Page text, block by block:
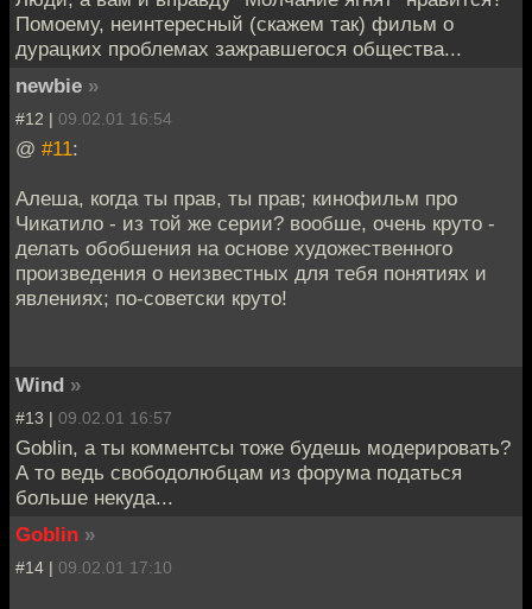
Помоему, неинтересный (скажем так) фильм о
дурацких проблемах зажравшегося общества...
newbie »
#12 | 09.02.01 16:54
@ #11:
Алеша, когда ты прав, ты прав; кинофильм про
Чикатило - из той же серии? вообше, очень круто -
делать обобшения на основе художественного
произведения о неизвестных для тебя понятиях и
явлениях; по-советски круто!
Wind »
#13 | 09.02.01 16:57
Goblin, а ты комментсы тоже будешь модерировать?
А то ведь свободолюбцам из форума податься
больше некуда...
Goblin »
#14 | 09.02.01 17:10